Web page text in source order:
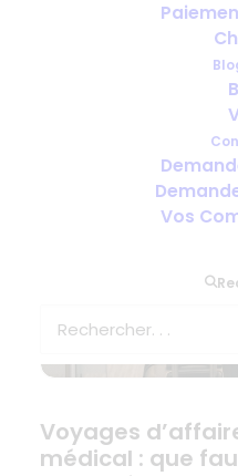
Vos
Voyages
médical : que